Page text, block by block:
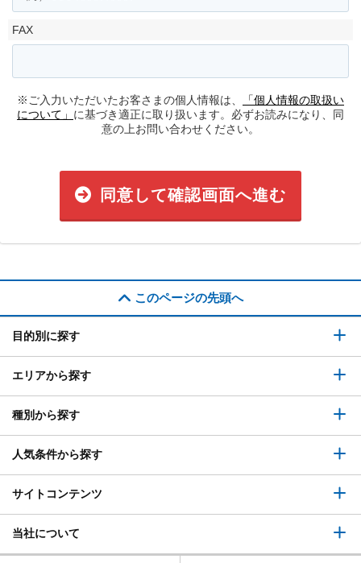
FAX
※ご入力いただいたお客さまの個人情報は、
「個人情報の取扱い
について」 に基づき適正に取り扱います。必ずお読みになり、同
意の上お問い合わせください。
同意して確認画面へ進む
このページの先頭へ
目的別に探す
エリアから探す
種別から探す
人気条件から探す
サイトコンテンツ
当社について